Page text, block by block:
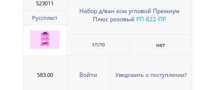
523011
Русспласт
Набор д/ван ком угловой Премиум
Плюс розовый РП-822-ПР
1/1/10 нет
583.00 Войти Уведомить о поступлении?